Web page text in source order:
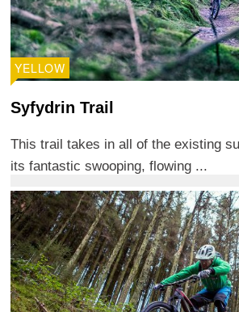
YELLOW
Syfydrin Trail
This trail takes in all of the existing
its fantastic swooping, flowing ...